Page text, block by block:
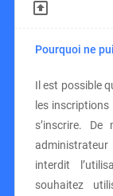
Pourquoi ne
Il est possible
les
s’inscrire. De
interdit
souhaitez